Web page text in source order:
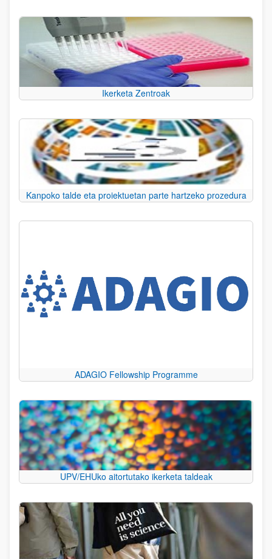
Ikerketa Zentroak
Kanpoko talde eta proiektuetan parte hartzeko prozedura
ADAGIO Fellowship Programme
UPV/EHUko aitortutako ikerketa taldeak